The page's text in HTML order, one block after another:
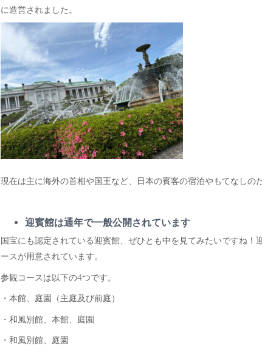
に造営されました。
現在は主に海外の首相や国王など、日本の賓客の宿泊やもてなしの
迎賓館は通年で一般公開されています
国宝にも認定されている迎賓館、ぜひとも中を見てみたいですね
ースが用意されています。
参観コースは以下の4つです。
・本館、庭園（主庭及び前庭）
・和風別館、本館、庭園
・和風別館、庭園